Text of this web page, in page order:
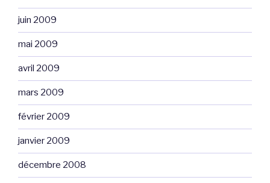
juin 2009
mai 2009
avril 2009
mars 2009
février 2009
janvier 2009
décembre 2008